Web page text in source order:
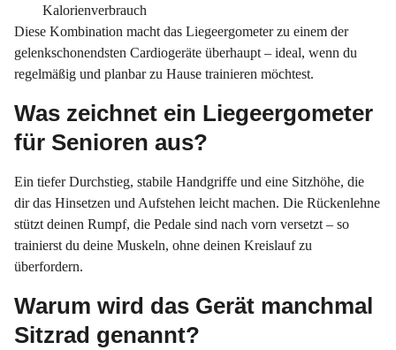
Kalorienverbrauch
Diese Kombination macht das Liegeergometer zu einem der
gelenkschonendsten Cardiogeräte überhaupt – ideal, wenn du
regelmäßig und planbar zu Hause trainieren möchtest.
Was zeichnet ein Liegeergometer
für Senioren aus?
Ein tiefer Durchstieg, stabile Handgriffe und eine Sitzhöhe, die
dir das Hinsetzen und Aufstehen leicht machen. Die Rückenlehne
stützt deinen Rumpf, die Pedale sind nach vorn versetzt – so
trainierst du deine Muskeln, ohne deinen Kreislauf zu
überfordern.
Warum wird das Gerät manchmal
Sitzrad genannt?